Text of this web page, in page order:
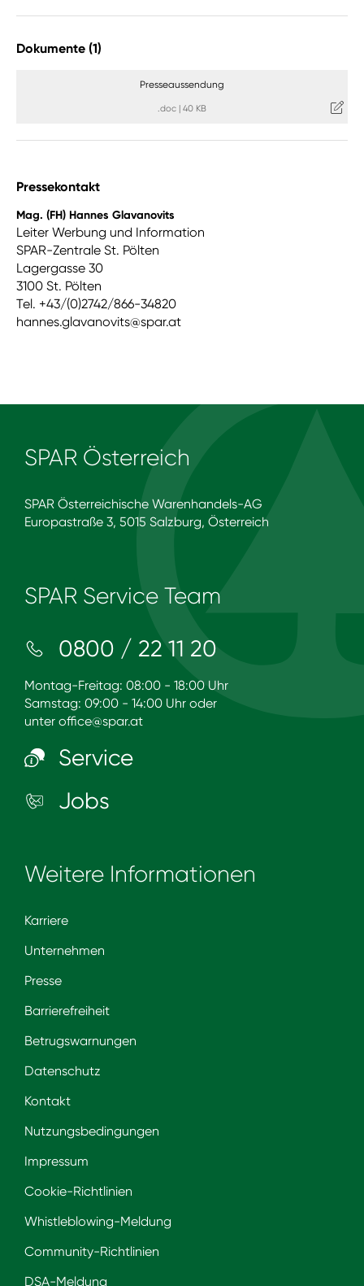
Dokumente (1)
Presseaussendung
.doc 40 KB
Pressekontakt
Mag. (FH) Hannes Glavanovits
Leiter Werbung und Information
SPAR-Zentrale St. Pölten
Lagergasse 30
3100 St. Pölten
Tel. +43/(0)2742/866-34820
hannes.glavanovits@spar.at
SPAR Österreich
SPAR Österreichische Warenhandels-AG
Europastraße 3, 5015 Salzburg, Österreich
SPAR Service Team
0800 / 22 11 20
Montag-Freitag: 08:00 - 18:00 Uhr
Samstag: 09:00 - 14:00 Uhr oder
unter office@spar.at
Service
Jobs
Weitere Informationen
Karriere
Unternehmen
Presse
Barrierefreiheit
Betrugswarnungen
Datenschutz
Kontakt
Nutzungsbedingungen
Impressum
Cookie-Richtlinien
Whistleblowing-Meldung
Community-Richtlinien
DSA-Meldung